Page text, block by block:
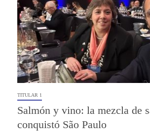
TITULAR 1
Salmón y vino: la mezcla de
conquistó São Paulo